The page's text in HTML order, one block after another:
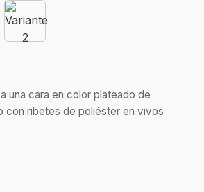
una cara en color plateado de
con ribetes de poliéster en vivos